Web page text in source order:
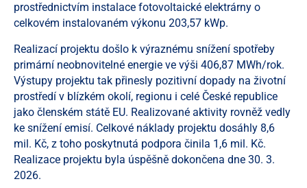
prostřednictvím instalace fotovoltaické elektrárny o
celkovém instalovaném výkonu 203,57 kWp.
Realizací projektu došlo k výraznému snížení spotřeby
primární neobnovitelné energie ve výši 406,87 MWh/rok.
Výstupy projektu tak přinesly pozitivní dopady na životní
prostředí v blízkém okolí, regionu i celé České republice
jako členském státě EU. Realizované aktivity rovněž vedly
ke snížení emisí. Celkové náklady projektu dosáhly 8,6
mil. Kč, z toho poskytnutá podpora činila 1,6 mil. Kč.
Realizace projektu byla úspěšně dokončena dne 30. 3.
2026.